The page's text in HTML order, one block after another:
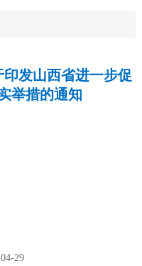
发山西省进一步促
举措的通知
29